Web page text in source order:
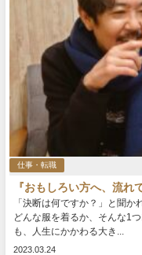
仕事・転職
『おもしろい方へ、流
「決断は何ですか？」と聞か
どんな服を着るか、そんな1
も、人生にかかわる大き...
2023.03.24